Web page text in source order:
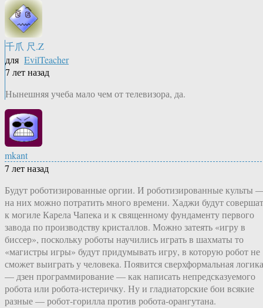
千爪 尺.Z
для EvilTeacher
7 лет назад
Нынешняя учеба мало чем от телевизора, да.
mkant
7 лет назад
Будут роботизированные оргии. И роботизированные культы
на них можно потратить много времени. Хаджи будут
к могиле Карела Чапека и к священному фундаменту первого
завода по производству кристаллов. Можно затеять «игру в
биссер», поскольку роботы научились играть в шахматы то
«магистры игры» будут придумывать игру, в которую робот не
сможет выиграть у человека. Появится сверхформальная логика
— дзен программирование — как написать непредсказуемого
робота или робота-истеричку. Ну и гладиаторские бои всякие
разные — робот-горилла против робота-орангутана.